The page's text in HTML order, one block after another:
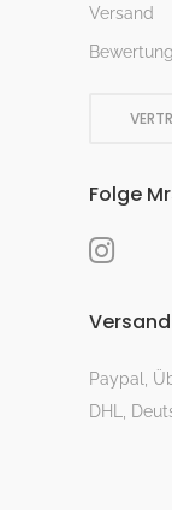
Versand
Folge
Paypal,
DHL,